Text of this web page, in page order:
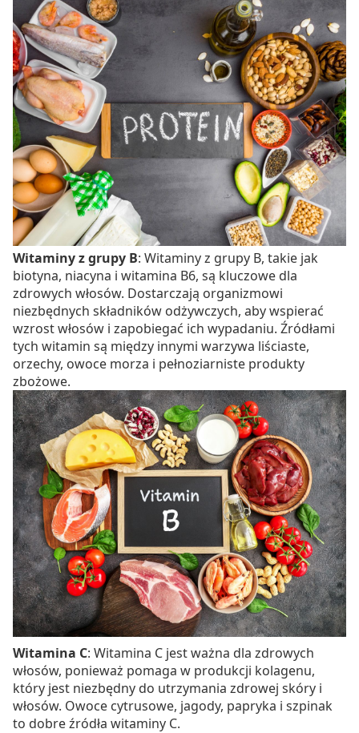
Witaminy z grupy B: Witaminy z grupy B, takie jak
biotyna, niacyna i witamina B6, są kluczowe dla
zdrowych włosów. Dostarczają organizmowi
niezbędnych składników odżywczych, aby wspierać
wzrost włosów i zapobiegać ich wypadaniu. Źródłami
tych witamin są między innymi warzywa liściaste,
orzechy, owoce morza i pełnoziarniste produkty
zbożowe.
Witamina C: Witamina C jest ważna dla zdrowych
włosów, ponieważ pomaga w produkcji kolagenu,
który jest niezbędny do utrzymania zdrowej skóry i
włosów. Owoce cytrusowe, jagody, papryka i szpinak
to dobre źródła witaminy C.